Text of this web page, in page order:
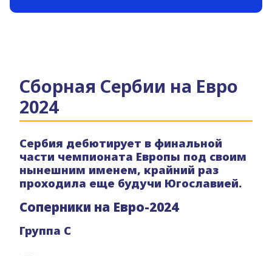
Сборная Сербии на Евро
2024
Сербия дебютирует в финальной
части чемпионата Европы под своим
нынешним именем, крайний раз
проходила еще будучи Югославией.
Соперники на Евро-2024
Группа C